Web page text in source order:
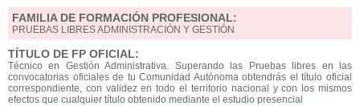
FAMILIA DE FORMACIÓN PROFESIONAL:
PRUEBAS LIBRES ADMINISTRACIÓN Y GESTIÓN
TÍTULO DE FP OFICIAL:
Técnico en Gestión Administrativa. Superando las Pruebas libres en las
convocatorias oficiales de tu Comunidad Autónoma obtendrás el título oficial
correspondiente, con validez en todo el territorio nacional y con los mismos
efectos que cualquier título obtenido mediante el estudio presencial